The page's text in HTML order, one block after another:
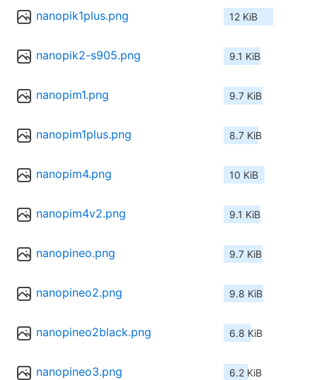
nanopik1plus.png 12 KiB
nanopik2-s905.png 9.1 KiB
nanopim1.png 9.7 KiB
nanopim1plus.png 8.7 KiB
nanopim4.png 10 KiB
nanopim4v2.png 9.1 KiB
nanopineo.png 9.7 KiB
nanopineo2.png 9.8 KiB
nanopineo2black.png 6.8 KiB
nanopineo3.png 6.2 KiB